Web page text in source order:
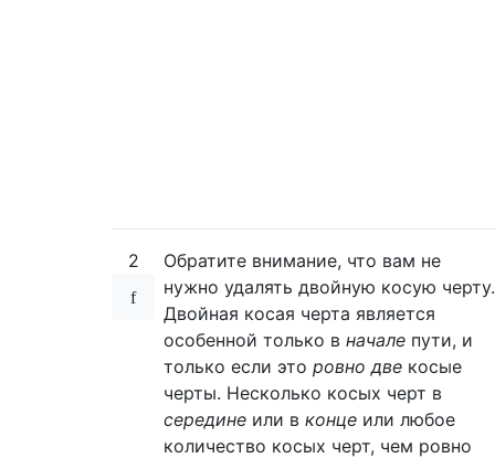
2
Обратите внимание, что вам не
нужно удалять двойную косую черту.
Двойная косая черта является
особенной только в начале пути, и
только если это ровно две косые
черты. Несколько косых черт в
середине или в конце или любое
количество косых черт, чем ровно